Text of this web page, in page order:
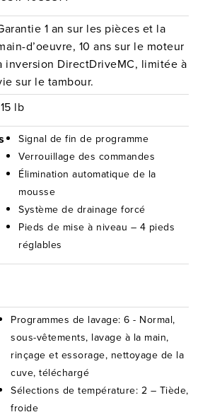
et efficacité à votre buanderie avec la
LG - un appareil indispensable pour les
1 an sur les pièces et la
d’oeuvre, 10 ans sur le moteur
inversion DirectDriveMC, limitée à
sur le tambour.
lb
Signal de fin de programme
Verrouillage des commandes
Élimination automatique de la
mousse
Système de drainage forcé
Pieds de mise à niveau – 4 pieds
réglables
Programmes de lavage: 6 - Normal,
sous-vêtements, lavage à la main,
rinçage et essorage, nettoyage de la
cuve, téléchargé
Sélections de température: 2 – Tiède,
froide